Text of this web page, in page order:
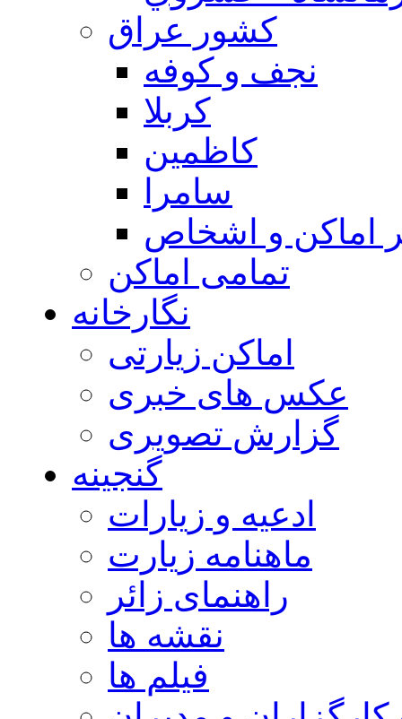
كشور عراق
نجف و كوفه
كربلا
كاظمين
سامرا
اماكن و اشخاص
تمامی اماکن
نگارخانه
اماکن زیارتی
عکس های خبری
گزارش تصویری
گنجینه
ادعیه و زیارات
ماهنامه زیارت
راهنمای زائر
نقشه ها
فیلم ها